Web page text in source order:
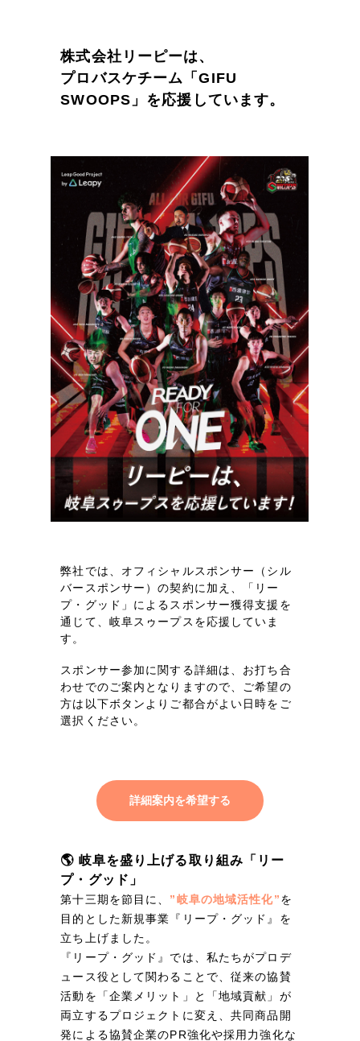
すべて
コーポレート・企業サイト （278件）
ブランドサイト・サービスサイト （85件）
求人・採用サイト （61件）
ECサイト（オンラインショップ） （43件）
ポータルサイト・メディアサイト （39件）
LP（ランディングページ） （28件）
キャンペーン・プロモーションサイト （12件）
ブランディング（ロゴ・印刷物） （90件）
その他 （1件）
お客様インタビュー
株式会社リーピーは、
プロバスケチーム「GIFU
SWOOPS」を応援しています。
弊社では、オフィシャルスポンサー（シル
バースポンサー）の契約に加え、「リー
プ・グッド」によるスポンサー獲得支援を
通じて、岐阜スゥープスを応援していま
す。
スポンサー参加に関する詳細は、お打ち合
わせでのご案内となりますので、ご希望の
方は以下ボタンよりご都合がよい日時をご
選択ください。
詳細案内を希望する
🌎 岐阜を盛り上げる取り組み「リー
プ・グッド」
第十三期を節目に、 ”岐阜の地域活性化”を
目的とした新規事業『リープ・グッド』を
立ち上げました。
『リープ・グッド』では、私たちがプロデ
ュース役として関わることで、従来の協賛
活動を「企業メリット」と「地域貢献」が
両立するプロジェクトに変え、共同商品開
発による協賛企業のPR強化や採用力強化な